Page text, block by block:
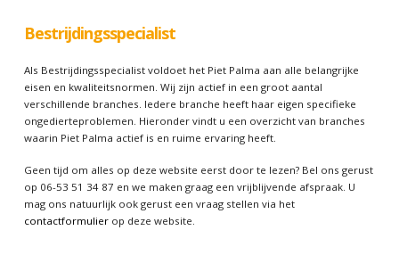
Bestrijdingsspecialist
Als Bestrijdingsspecialist voldoet het Piet Palma aan alle belangrijke
eisen en kwaliteitsnormen. Wij zijn actief in een groot aantal
verschillende branches. Iedere branche heeft haar eigen specifieke
ongedierteproblemen. Hieronder vindt u een overzicht van branches
waarin Piet Palma actief is en ruime ervaring heeft.
Geen tijd om alles op deze website eerst door te lezen? Bel ons gerust
op 06-53 51 34 87 en we maken graag een vrijblijvende afspraak. U
mag ons natuurlijk ook gerust een vraag stellen via het
contactformulier op deze website.